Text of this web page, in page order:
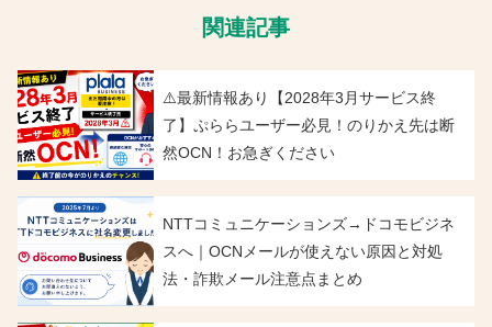
関連記事
⚠️最新情報あり【2028年3月サービス終
了】ぷららユーザー必見！のりかえ先は断
然OCN！お急ぎください
NTTコミュニケーションズ→ドコモビジネ
スへ｜OCNメールが使えない原因と対処
法・詐欺メール注意点まとめ